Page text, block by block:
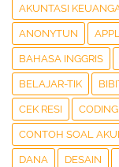
AKUNTASI
ANONYTUN
BAHASA INGGRIS
BELAJAR-TIK
CEK RESI CODING
CONTOH SOAL
DANA DESAIN